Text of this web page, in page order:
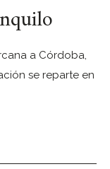
a Córdoba,
se reparte en